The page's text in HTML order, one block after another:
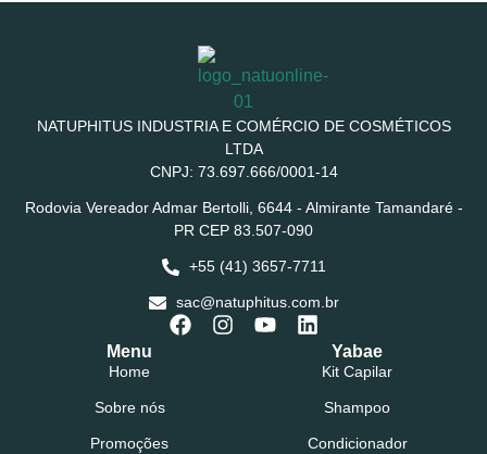
NATUPHITUS INDUSTRIA E COMÉRCIO DE COSMÉTICOS
LTDA
CNPJ: 73.697.666/0001-14
Rodovia Vereador Admar Bertolli, 6644 - Almirante Tamandaré -
PR CEP 83.507-090
+55 (41) 3657-7711
sac@natuphitus.com.br
Menu
Home
Sobre nós
Promoções
Yabae
Kit Capilar
Shampoo
Condicionador